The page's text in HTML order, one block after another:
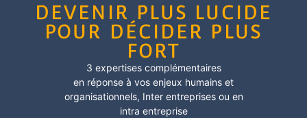
DEVENIR PLUS LUCIDE
POUR DÉCIDER PLUS
FORT
3 expertises complémentaires
en réponse à vos enjeux humains et
organisationnels, Inter entreprisesou en
intra entreprise